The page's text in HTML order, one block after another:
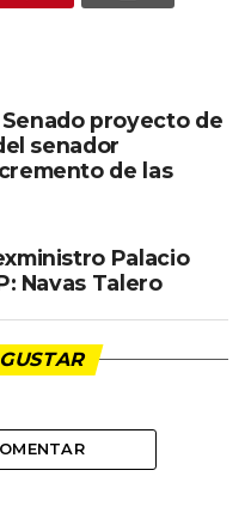
proyecto de
senador
de las
Palacio
Navas Talero